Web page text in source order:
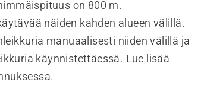
on 800 m.
näiden kahden alueen välillä.
manuaalisesti niiden välillä ja
käynnistettäessä. Lue lisää
.